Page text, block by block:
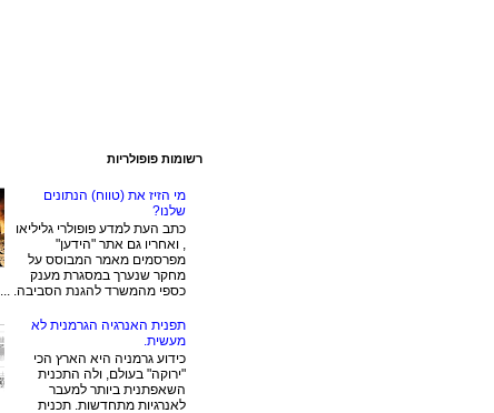
רשומות פופולריות
מי הזיז את (טווח) הנתונים
שלנו?
כתב העת למדע פופולרי גליליאו
, ואחריו גם אתר "הידען"
מפרסמים מאמר המבוסס על
מחקר שנערך במסגרת מענק
כספי מהמשרד להגנת הסביבה. ...
תפנית האנרגיה הגרמנית לא
מעשית.
כידוע גרמניה היא הארץ הכי
"ירוקה" בעולם, ולה התכנית
השאפתנית ביותר למעבר
לאנרגיות מתחדשות. תכנית